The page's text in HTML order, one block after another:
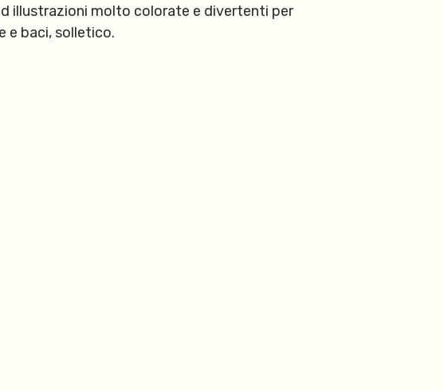
illustrazioni molto colorate e divertenti per
e baci, solletico.